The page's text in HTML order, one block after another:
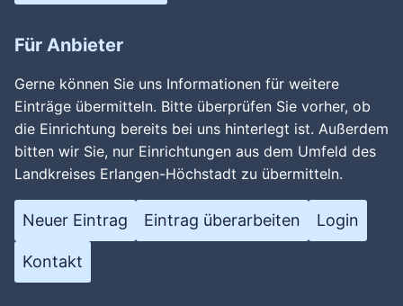
Für Anbieter
Gerne können Sie uns Informationen für weitere
Einträge übermitteln. Bitte überprüfen Sie vorher, ob
die Einrichtung bereits bei uns hinterlegt ist. Außerdem
bitten wir Sie, nur Einrichtungen aus dem Umfeld des
Landkreises Erlangen-Höchstadt zu übermitteln.
Neuer Eintrag Eintrag überarbeiten Login
Kontakt